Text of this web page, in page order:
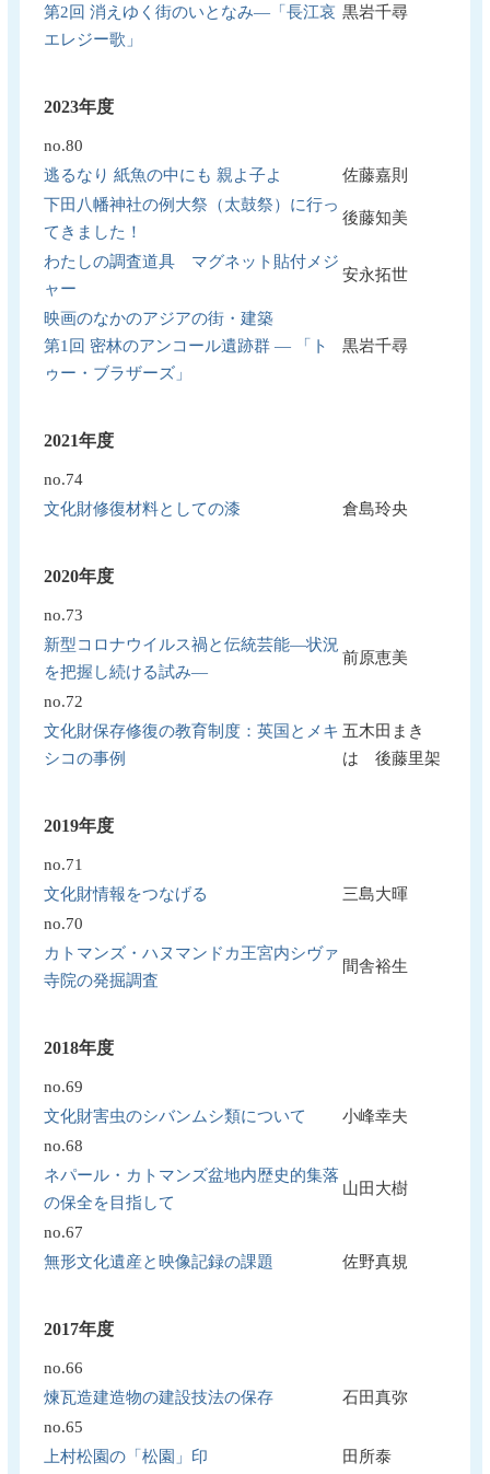
第2回 消えゆく街のいとなみ―「長江哀
エレジー歌」
黒岩千尋
2023年度
no.80
逃るなり 紙魚の中にも 親よ子よ
佐藤嘉則
下田八幡神社の例大祭（太鼓祭）に行っ
てきました！
後藤知美
わたしの調査道具 マグネット貼付メジ
ャー
安永拓世
映画のなかのアジアの街・建築
第1回 密林のアンコール遺跡群 ― 「ト
ゥー・ブラザーズ」
黒岩千尋
2021年度
no.74
文化財修復材料としての漆
倉島玲央
2020年度
no.73
新型コロナウイルス禍と伝統芸能―状況
を把握し続ける試み―
前原恵美
no.72
文化財保存修復の教育制度：英国とメキ
シコの事例
五木田まき
は 後藤里架
2019年度
no.71
文化財情報をつなげる
三島大暉
no.70
カトマンズ・ハヌマンドカ王宮内シヴァ
寺院の発掘調査
間舎裕生
2018年度
no.69
文化財害虫のシバンムシ類について
小峰幸夫
no.68
ネパール・カトマンズ盆地内歴史的集落
の保全を目指して
山田大樹
no.67
無形文化遺産と映像記録の課題
佐野真規
2017年度
no.66
煉瓦造建造物の建設技法の保存
石田真弥
no.65
上村松園の「松園」印
田所泰